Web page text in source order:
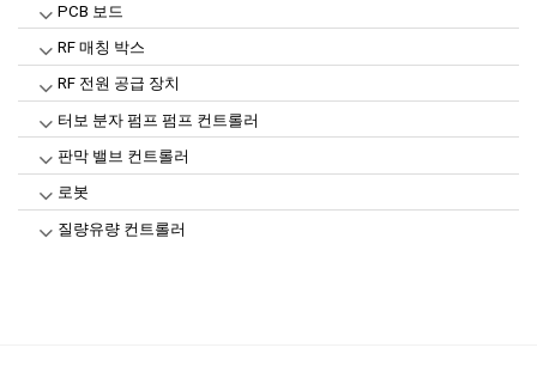
PCB 보드
RF 매칭 박스
RF 전원 공급 장치
터보 분자 펌프 펌프 컨트롤러
판막 밸브 컨트롤러
로봇
질량유량 컨트롤러